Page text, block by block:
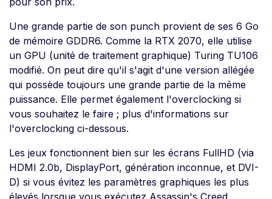
Une grande partie de son punch provient de ses 6 Go
de mémoire GDDR6. Comme la RTX 2070, elle utilise
un GPU (unité de traitement graphique) Turing TU106
modifié. On peut dire qu'il s'agit d'une version allégée
qui possède toujours une grande partie de la même
puissance. Elle permet également l'overclocking si
vous souhaitez le faire ; plus d'informations sur
l'overclocking ci-dessous.
Les jeux fonctionnent bien sur les écrans FullHD (via
HDMI 2.0b, DisplayPort, génération inconnue, et DVI-
D) si vous évitez les paramètres graphiques les plus